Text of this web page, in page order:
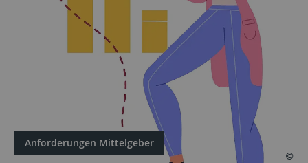
Anforderungen Mittelgeber